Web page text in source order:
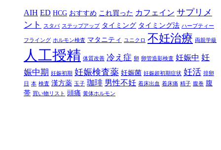
AIH ED HCG おすすめ これ買った カフェイン サプリメ
ント
スタバ ステップアップ タイミング タイミング法 ハーブティー
フライング ホルモン検査 マタニティ ユニクロ 不妊治療 両親学級
人工授精 体質改善 冷え症 卵 卵管造影検査 妊娠中 妊
娠中期 妊娠初期 妊娠検査薬 妊娠菌 妊娠超初期症状 妊活 排卵
日 本 検査 漢方薬 玉子 珈琲 男性不妊 着床出血 着床痛 精子 腹巻 腹
帯 買い物リスト 頭痛 黄体ホルモン